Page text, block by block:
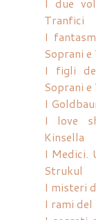
Tranfici
I
Soprani
I figli
Soprani
I
I love
Kinsella
I Medici.
Strukul
I misteri
I rami del